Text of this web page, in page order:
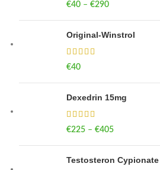
€40 – €290
Original-Winstrol
€40
Dexedrin 15mg
€225 – €405
Testosteron Cypionate